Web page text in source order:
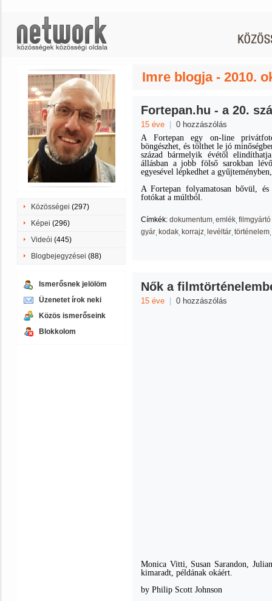
Közösségei (297)
Képei (296)
Videói (445)
Blogbejegyzései (88)
Ismerősnek jelölöm
Üzenetet írok neki
Közös ismerőseink
Blokkolom
Imre blogja - 2010.
Fortepan.hu - a 20.
15 éve 0 hozzászólás
A Fortepan egy on-line
böngészhet, és tölthet le jó
század bármelyik évétől
állásban a jobb fölső sarokban
egyesével lépkedhet a
A Fortepan folyamatosan bővül,
fotókat a múltból.
Címkék: dokumentum emlék
gyár kodak korrajz levéltár történelem
Nők a
15 éve 0 hozzászólás
Monica Vitti, Susan Sarandon,
kimaradt, példának okáért.
by Philip Scott Johnson